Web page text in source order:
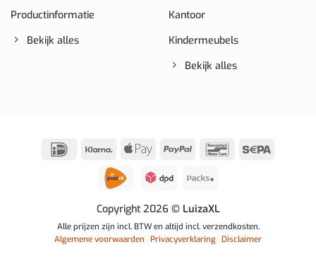
Productinformatie
Bekijk alles
Kantoor
Kindermeubels
Bekijk alles
IDeal Klarna
Apple
PayPal Bancontact
Copyright 2026 © LuizaXL
Alle prijzen zijn incl. BTW en altijd incl. verzendkosten.
Algemene voorwaarden Privacyverklaring Disclaimer